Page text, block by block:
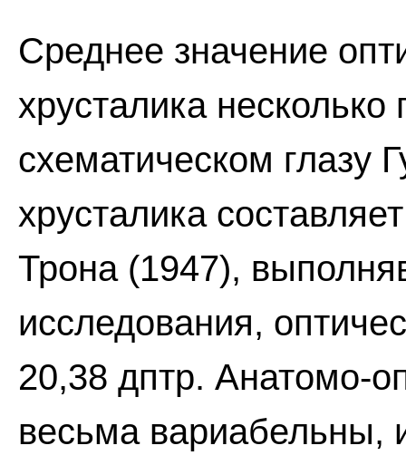
Среднее значение
хрусталика
схематическом глазу
хрусталика
Трона (1947),
исследования,
20,38 дптр. Анатомо-
весьма вариабельны,